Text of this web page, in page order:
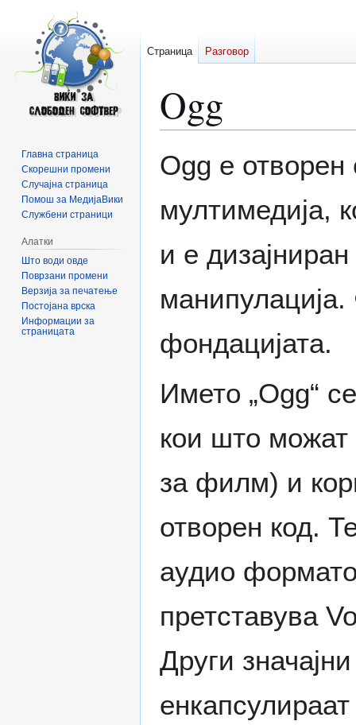
Ogg
на
на
Ogg е
мултимедија,
и е
фондацијата.
Името „Ogg“
кои што можат
за филм) и
отворен код.
аудио
претставува
Други
Страница Разговор
Главна страница
Скорешни промени
Случајна страница
Помош за МедијаВики
Службени страници
Алатки
Што води овде
Поврзани промени
Верзија за печатење
Постојана врска
Информации за
страницата